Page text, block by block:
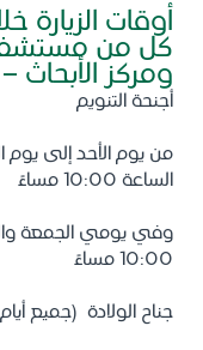
أوقات الزيارة
كل من
ومركز
أجنحة التنويم
الساعة 10:00 مساءً
10:00 مساءً
جناح الولادة (جميع